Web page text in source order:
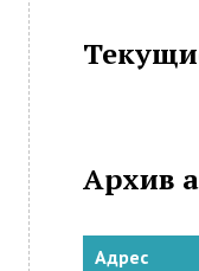
Продукции
решили
здоровый
Архив
Адрес